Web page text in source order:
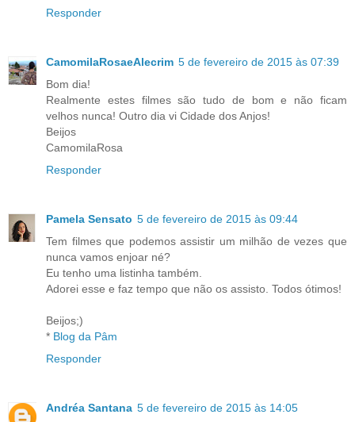
Responder
CamomilaRosaeAlecrim 5 de fevereiro de 2015 às 07:39
Bom dia!
Realmente estes filmes são tudo de bom e não ficam
velhos nunca! Outro dia vi Cidade dos Anjos!
Beijos
CamomilaRosa
Responder
Pamela Sensato 5 de fevereiro de 2015 às 09:44
Tem filmes que podemos assistir um milhão de vezes que
nunca vamos enjoar né?
Eu tenho uma listinha também.
Adorei esse e faz tempo que não os assisto. Todos ótimos!
Beijos;)
* Blog da Pâm
Responder
Andréa Santana 5 de fevereiro de 2015 às 14:05